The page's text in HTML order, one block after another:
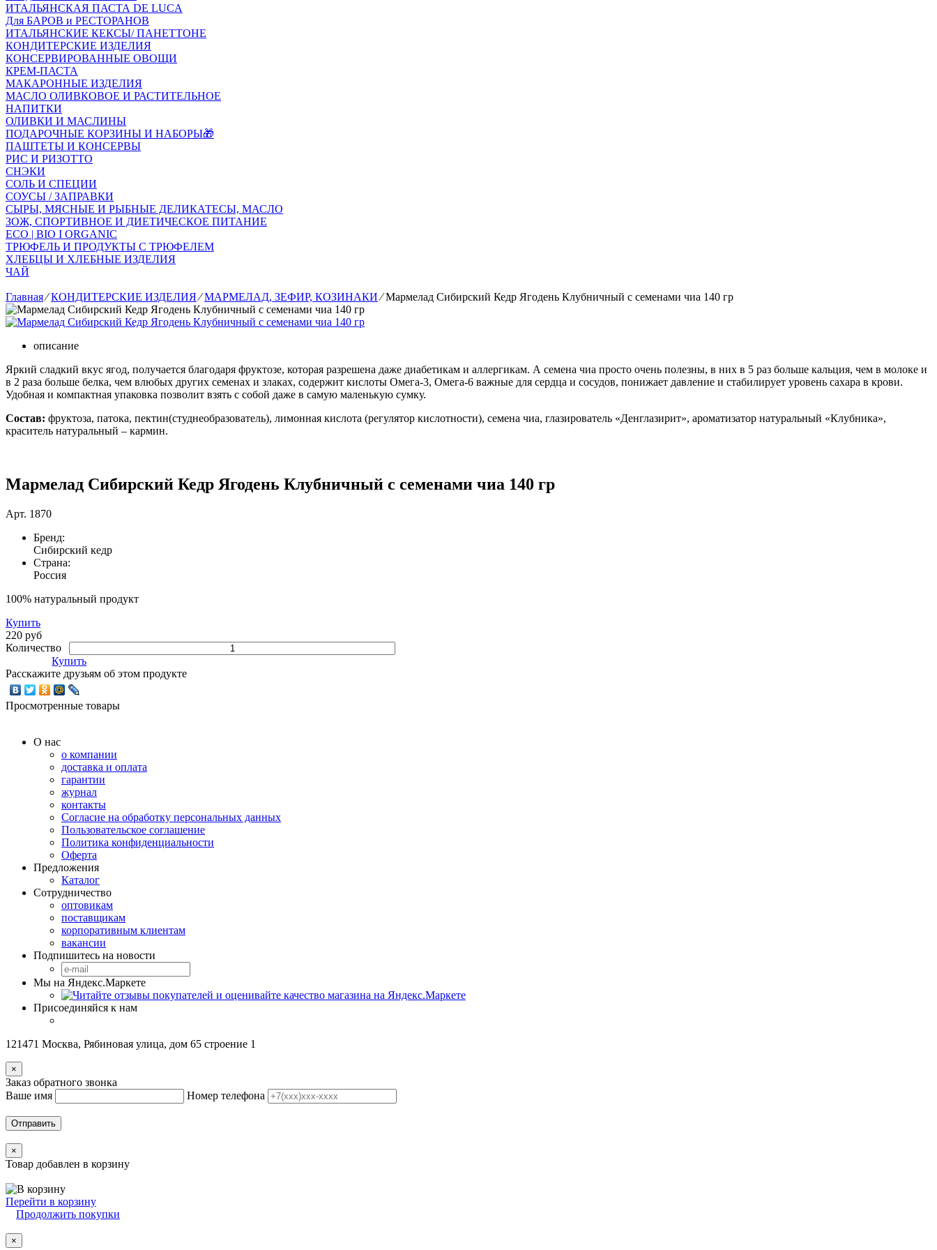
ИТАЛЬЯНСКАЯ ПАСТА DE LUCA
Для БАРОВ и РЕСТОРАНОВ
ИТАЛЬЯНСКИЕ КЕКСЫ/ ПАНЕТТОНЕ
КОНДИТЕРСКИЕ ИЗДЕЛИЯ
КОНСЕРВИРОВАННЫЕ ОВОЩИ
КРЕМ-ПАСТА
МАКАРОННЫЕ ИЗДЕЛИЯ
МАСЛО ОЛИВКОВОЕ И РАСТИТЕЛЬНОЕ
НАПИТКИ
ОЛИВКИ И МАСЛИНЫ
ПОДАРОЧНЫЕ КОРЗИНЫ И НАБОРЫ🎁
ПАШТЕТЫ И КОНСЕРВЫ
РИС И РИЗОТТО
СНЭКИ
СОЛЬ И СПЕЦИИ
СОУСЫ / ЗАПРАВКИ
СЫРЫ, МЯСНЫЕ И РЫБНЫЕ ДЕЛИКАТЕСЫ, МАСЛО
ЗОЖ, СПОРТИВНОЕ И ДИЕТИЧЕСКОЕ ПИТАНИЕ
ECO | BIO I ORGANIC
ТРЮФЕЛЬ И ПРОДУКТЫ С ТРЮФЕЛЕМ
ХЛЕБЦЫ И ХЛЕБНЫЕ ИЗДЕЛИЯ
ЧАЙ
Главная⁄КОНДИТЕРСКИЕ ИЗДЕЛИЯ⁄МАРМЕЛАД, ЗЕФИР, КОЗИНАКИ ⁄ Мармелад Сибирский Кедр Ягодень Клубничный с семенами чиа 140 гр
описание
Яркий сладкий вкус ягод, получается благодаря фруктозе, которая разрешена даже диабетикам и аллергикам. А семена чиа просто очень полезны, в них в 5 раз больше кальция, чем в молоке и
в 2 раза больше белка, чем влюбых других семенах и злаках, содержит кислоты Омега-3, Омега-6 важные для сердца и сосудов, понижает давление и стабилирует уровень сахара в крови.
Удобная и компактная упаковка позволит взять с собой даже в самую маленькую сумку.
Состав: фруктоза, патока, пектин(студнеобразователь), лимонная кислота (регулятор кислотности), семена чиа, глазирователь «Денглазирит», ароматизатор натуральный «Клубника»,
краситель натуральный – кармин.
Мармелад Сибирский Кедр Ягодень Клубничный с семенами чиа 140 гр
Арт. 1870
Бренд:
Сибирский кедр
Страна:
Россия
100% натуральный продукт
Купить
220 руб
Количество
Купить
Расскажите друзьям об этом продукте
Просмотренные товары
О нас
о компании
доставка и оплата
гарантии
журнал
контакты
Согласие на обработку персональных данных
Пользовательское соглашение
Политика конфиденциальности
Оферта
Предложения
Каталог
Сотрудничество
оптовикам
поставщикам
корпоративным клиентам
вакансии
Подпишитесь на новости
Мы на Яндекс.Маркете
Присоединяйся к нам
121471 Москва, Рябиновая улица, дом 65 строение 1
×
Заказ обратного звонка
Ваше имя
Номер телефона
Отправить
×
Товар добавлен в корзину
Перейти в корзину
Продолжить покупки
×